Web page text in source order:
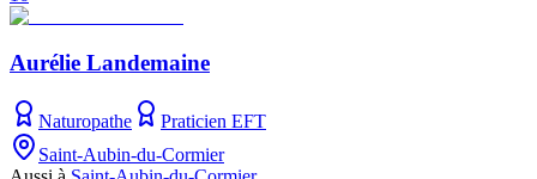
Aurélie Landemaine
Naturopathe
Praticien EFT
Saint-Aubin-du-Cormier